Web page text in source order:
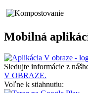
Mobilná
Sledujte informácie z
V OBRAZE.
Voľne k stiahnutiu: